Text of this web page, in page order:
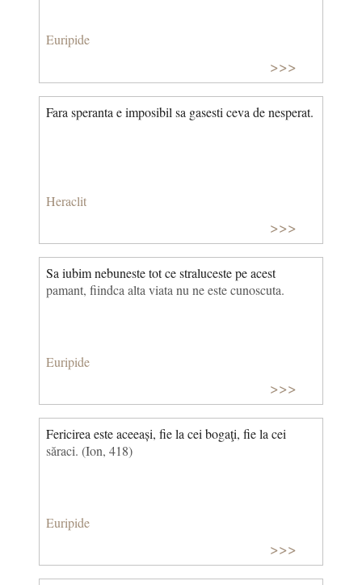
Euripide
>>>
Fara speranta e imposibil sa gasesti ceva de nesperat.
Heraclit
>>>
Sa iubim nebuneste tot ce straluceste pe acest
pamant, fiindca alta viata nu ne este cunoscuta.
Euripide
>>>
Fericirea este aceeași, fie la cei bogaţi, fie la cei
săraci. (Ion, 418)
Euripide
>>>